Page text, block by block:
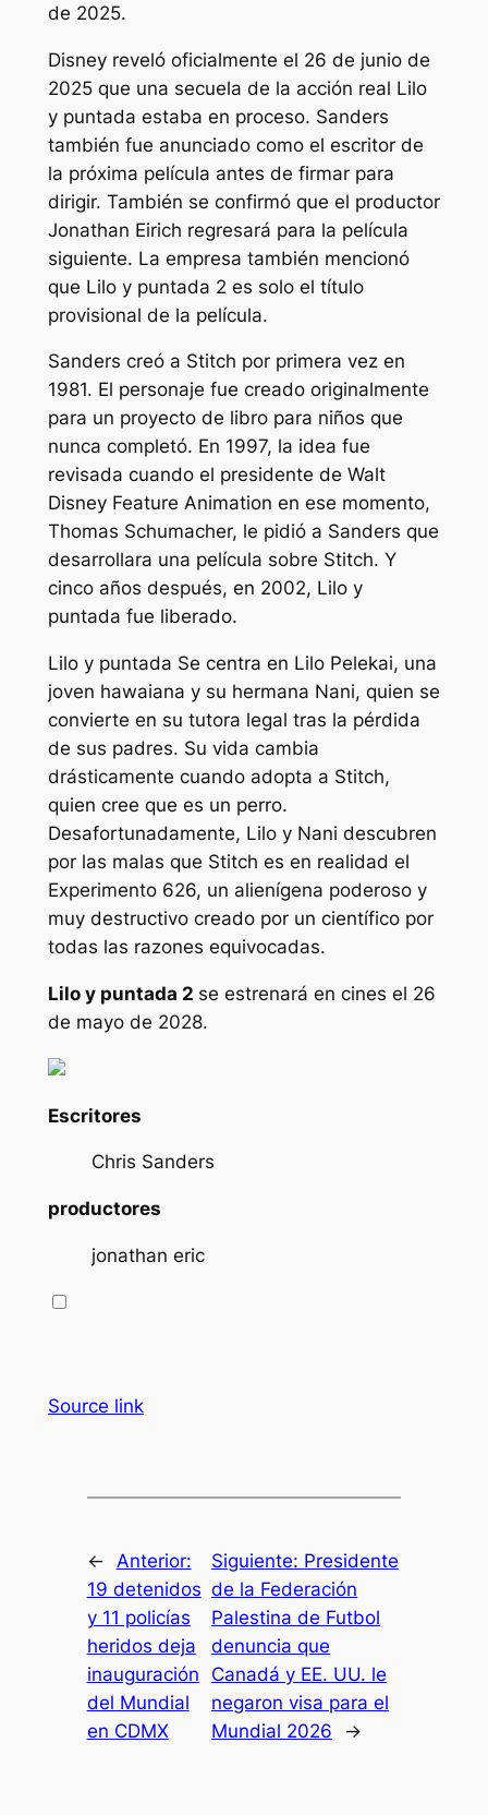
de 2025.
Disney reveló oficialmente el 26 de junio de
2025 que una secuela de la acción real Lilo
y puntada estaba en proceso. Sanders
también fue anunciado como el escritor de
la próxima película antes de firmar para
dirigir. También se confirmó que el productor
Jonathan Eirich regresará para la película
siguiente. La empresa también mencionó
que Lilo y puntada 2 es solo el título
provisional de la película.
Sanders creó a Stitch por primera vez en
1981. El personaje fue creado originalmente
para un proyecto de libro para niños que
nunca completó. En 1997, la idea fue
revisada cuando el presidente de Walt
Disney Feature Animation en ese momento,
Thomas Schumacher, le pidió a Sanders que
desarrollara una película sobre Stitch. Y
cinco años después, en 2002, Lilo y
puntada fue liberado.
Lilo y puntada Se centra en Lilo Pelekai, una
joven hawaiana y su hermana Nani, quien se
convierte en su tutora legal tras la pérdida
de sus padres. Su vida cambia
drásticamente cuando adopta a Stitch,
quien cree que es un perro.
Desafortunadamente, Lilo y Nani descubren
por las malas que Stitch es en realidad el
Experimento 626, un alienígena poderoso y
muy destructivo creado por un científico por
todas las razones equivocadas.
Lilo y puntada 2 se estrenará en cines el 26
de mayo de 2028.
Escritores
Chris Sanders
productores
jonathan eric
Source link
← Anterior:
19 detenidos
y 11 policías
heridos deja
inauguración
del Mundial
en CDMX
Siguiente: Presidente
de la Federación
Palestina de Futbol
denuncia que
Canadá y EE. UU. le
negaron visa para el
Mundial 2026
→